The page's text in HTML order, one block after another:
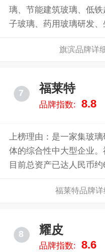
璃、节能建筑玻璃、低
子玻璃、药用玻璃研发
引进国际先进设备，不
旗滨品牌详
7 福莱特
品牌指数: 8.8
上榜理由：是一家集玻
体的综合性中大型企业
目前总资产已达人民币
品涉及太阳能光伏玻璃
矿开采，形成了比较完整
福莱特品牌
8 耀皮
品牌指数: 8.6